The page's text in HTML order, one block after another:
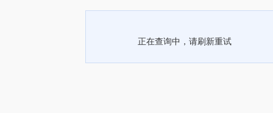
正在查询中，请刷新重试